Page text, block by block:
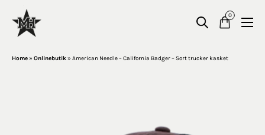
0
Home» Onlinebutik» American Needle – California Badger – Sort trucker kasket